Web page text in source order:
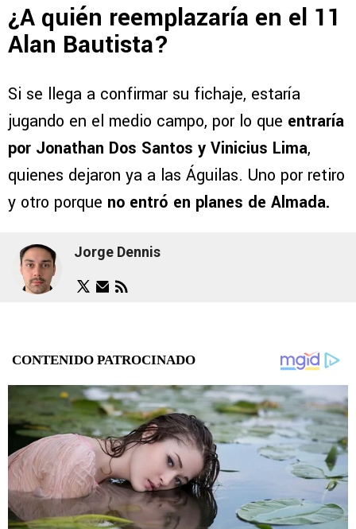
¿A quién reemplazaría en el 11
Alan Bautista?
Si se llega a confirmar su fichaje, estaría
jugando en el medio campo, por lo que entraría
por Jonathan Dos Santos y Vinicius Lima,
quienes dejaron ya a las Águilas. Uno por retiro
y otro porque no entró en planes de Almada.
Jorge Dennis